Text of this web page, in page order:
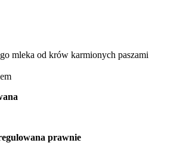
mleka od krów karmionych paszami
prawnie